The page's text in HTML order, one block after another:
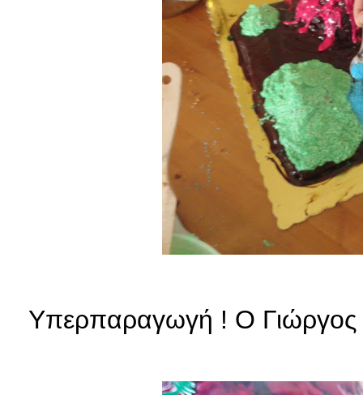
Υπερπαραγωγή ! Ο Γιώργος